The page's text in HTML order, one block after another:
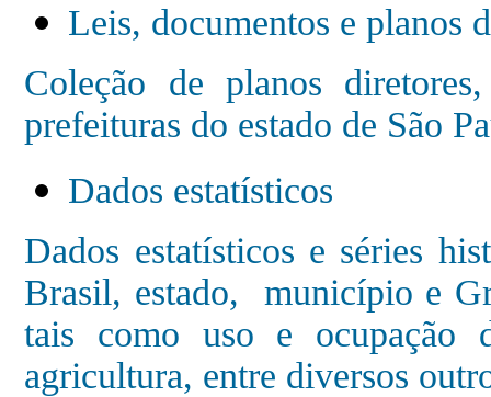
Leis, documentos e planos
Coleção de planos
prefeituras do estado de São
Dados estatísticos
Dados estatísticos e séries
Brasil, estado, município e
tais como uso e ocupação
agricultura, entre diversos